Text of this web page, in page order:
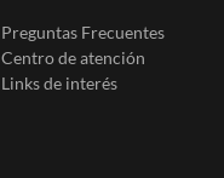
Preguntas Frecuentes
Centro de atención
Links de interés